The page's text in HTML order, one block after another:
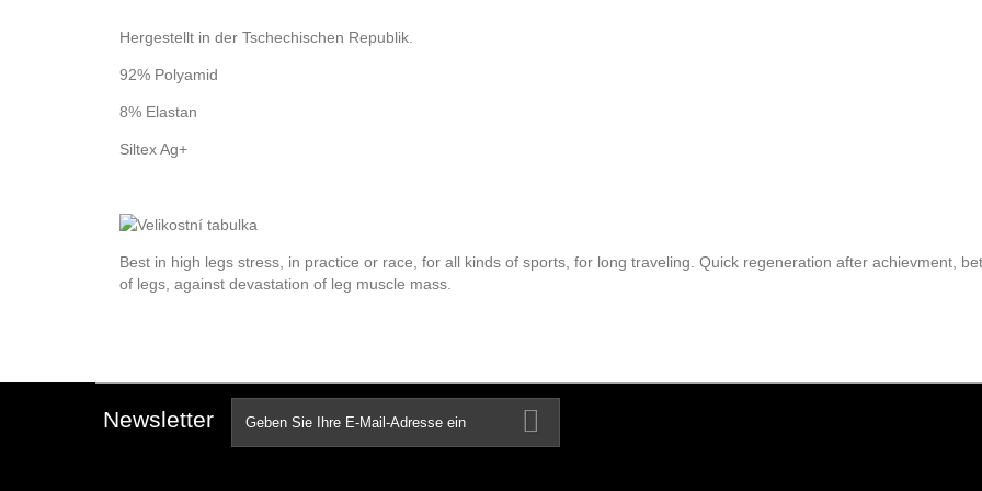
Hergestellt in der Tschechischen Republik.
92% Polyamid
8% Elastan
Siltex Ag+
Best in high legs stress, in practice or race, for all kinds of sports, for long traveling. Quick regeneration after achievment,
of legs, against devastation of leg muscle mass.
Newsletter